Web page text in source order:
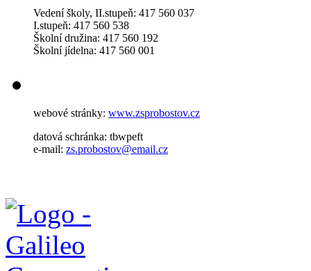
Vedení školy, II.stupeň: 417 560 037
I.stupeň: 417 560 538
Školní družina: 417 560 192
Školní jídelna: 417 560 001
webové stránky: www.zsprobostov.cz
datová schránka: tbwpeft
e-mail: zs.probostov@email.cz